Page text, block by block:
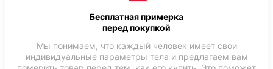
Бесплатная примерка
перед покупкой
Мы понимаем, что каждый человек имеет свои
индивидуальные параметры тела и предлагаем вам